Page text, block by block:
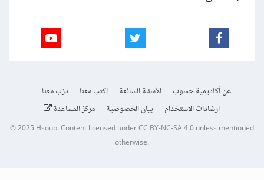
عن أكاديمية حسوب الأسئلة الشائعة اكتب معنا
درّب معنا
إرشادات الاستخدام
بيان الخصوصية مركز المساعدة
© 2025Hsoub.Content licensed underCC BY-NC-SA 4.0unless mentioned
otherwise.